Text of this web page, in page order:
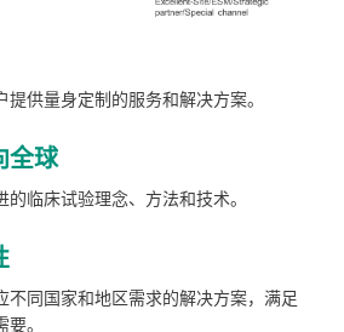
供量身定制的服务和解决方案。
全球
临床试验理念、方法和技术。
不同国家和地区需求的解决方案，满足
。